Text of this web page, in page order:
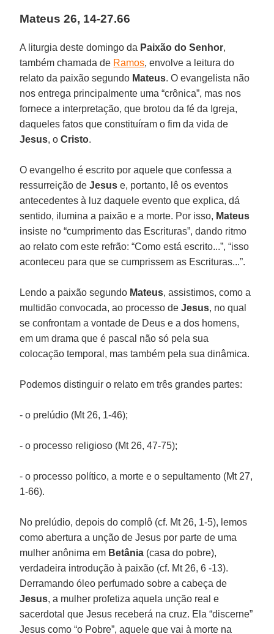
Mateus 26, 14-27.66
A liturgia deste domingo da Paixão do Senhor,
também chamada de Ramos, envolve a leitura do
relato da paixão segundo Mateus. O evangelista não
nos entrega principalmente uma “crônica”, mas nos
fornece a interpretação, que brotou da fé da Igreja,
daqueles fatos que constituíram o fim da vida de
Jesus, oCristo.
O evangelho é escrito por aquele que confessa a
ressurreição deJesus e, portanto, lê os eventos
antecedentes à luz daquele evento que explica, dá
sentido, ilumina a paixão e a morte. Por isso, Mateus
insiste no “cumprimento das Escrituras”, dando ritmo
ao relato com este refrão: “Como está escrito...”, “isso
aconteceu para que se cumprissem as Escrituras...”.
Lendo a paixão segundo Mateus, assistimos, como a
multidão convocada, ao processo deJesus, no qual
se confrontam a vontade de Deus e a dos homens,
em um drama que é pascal não só pela sua
colocação temporal, mas também pela sua dinâmica.
Podemos distinguir o relato em três grandes partes:
- o prelúdio (Mt 26, 1-46);
- o processo religioso (Mt 26, 47-75);
- o processo político, a morte e o sepultamento (Mt 27,
1-66).
No prelúdio, depois do complô (cf. Mt 26, 1-5), lemos
como abertura a unção de Jesus por parte de uma
mulher anônima em Betânia (casa do pobre),
verdadeira introdução à paixão (cf. Mt 26, 6 -13).
Derramando óleo perfumado sobre a cabeça de
Jesus, a mulher profetiza aquela unção real e
sacerdotal que Jesus receberá na cruz. Ela “discerne”
Jesus como “o Pobre”, aquele que vai à morte na